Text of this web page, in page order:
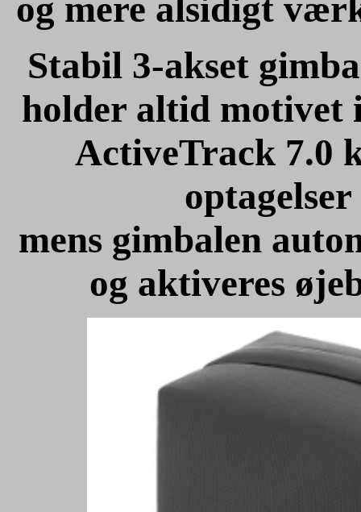
og mere alsidigt
Stabil 3-akset
holder altid motivet
ActiveTrack 7.0
mens gimbalen
og aktiveres